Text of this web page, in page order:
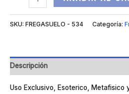
SKU: FREGASUELO - 534 Categoría:
Descripción
Uso Exclusivo, Esoterico, Metafisico